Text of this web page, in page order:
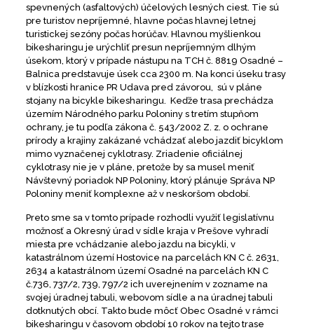
spevnených (asfaltových) účelových lesných ciest. Tie sú
pre turistov nepríjemné, hlavne počas hlavnej letnej
turistickej sezóny počas horúčav. Hlavnou myšlienkou
bikesharingu je urýchliť presun nepríjemným dlhým
úsekom, ktorý v prípade nástupu na TCH č. 8819 Osadné –
Balnica predstavuje úsek cca 2300 m. Na konci úseku trasy
v blízkosti hranice PR Udava pred závorou, sú v pláne
stojany na bicykle bikesharingu. Keďže trasa prechádza
územím Národného parku Poloniny s tretím stupňom
ochrany, je tu podľa zákona č. 543/2002 Z. z. o ochrane
prírody a krajiny zakázané vchádzať alebo jazdiť bicyklom
mimo vyznačenej cyklotrasy. Zriadenie oficiálnej
cyklotrasy nie je v pláne, pretože by sa musel meniť
Návštevný poriadok NP Poloniny, ktorý plánuje Správa NP
Poloniny meniť komplexne až v neskoršom období.
Preto sme sa v tomto prípade rozhodli využiť legislatívnu
možnosť a Okresný úrad v sídle kraja v Prešove vyhradí
miesta pre vchádzanie alebo jazdu na bicykli, v
katastrálnom území Hostovice na parcelách KN C č. 2631,
2634 a katastrálnom území Osadné na parcelách KN C
č.736, 737/2, 739, 797/2 ich uverejnením v zozname na
svojej úradnej tabuli, webovom sídle a na úradnej tabuli
dotknutých obcí. Takto bude môcť Obec Osadné v rámci
bikesharingu v časovom období 10 rokov na tejto trase